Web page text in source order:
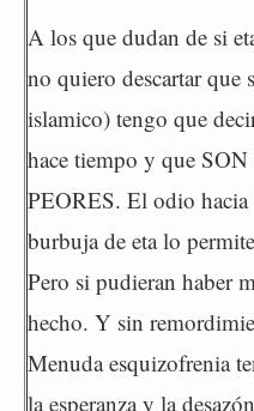
A los que dudan de si
no quiero descartar que
islamico) tengo que
hace tiempo y que
PEORES. El odio
burbuja de eta lo
Pero si pudieran haber
hecho. Y sin
Menuda esquizofrenia
la esperanza y la